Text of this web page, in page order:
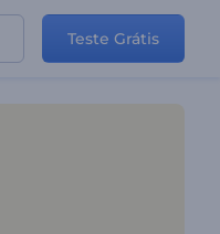
Teste Grátis